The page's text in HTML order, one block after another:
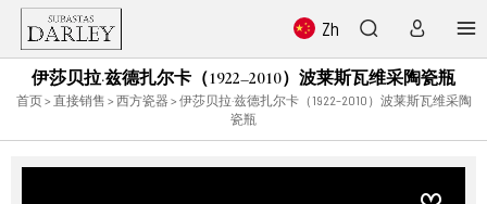
Zh
伊莎贝拉·兹德扎尔卡（1922–2010）波莱斯瓦维采陶瓷瓶
首页> 直接销售 > 西方瓷器 > 伊莎贝拉·兹德扎尔卡（1922–2010）波莱斯瓦维采陶
瓷瓶